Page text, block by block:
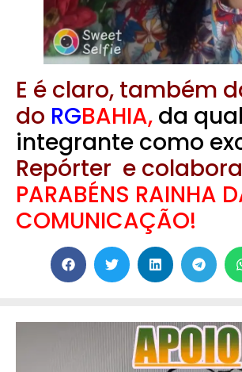
E é claro, também
do RGBAHIA, da
integrante como
Repórter e
PARABÉNS RAINHA
COMUNICAÇÃO!